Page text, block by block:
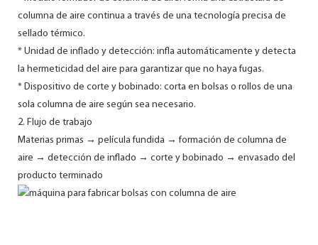
columna de aire continua a través de una tecnología precisa de
sellado térmico.
* Unidad de inflado y detección: infla automáticamente y detecta
la hermeticidad del aire para garantizar que no haya fugas.
* Dispositivo de corte y bobinado: corta en bolsas o rollos de una
sola columna de aire según sea necesario.
2. Flujo de trabajo
Materias primas → película fundida → formación de columna de
aire → detección de inflado → corte y bobinado → envasado del
producto terminado